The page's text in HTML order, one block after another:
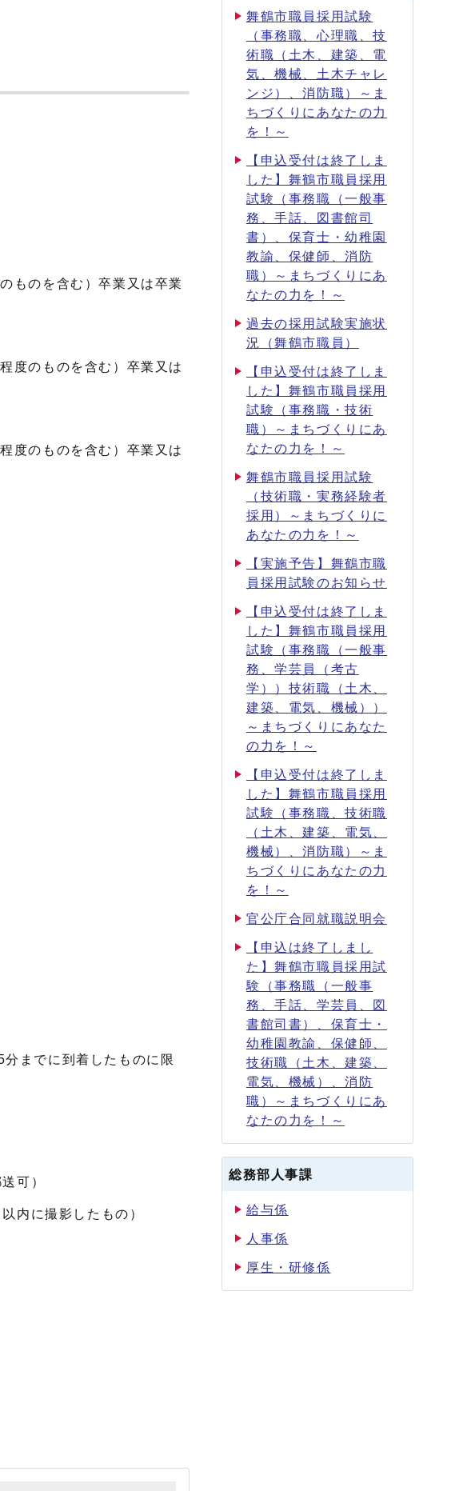
のを含む）卒業又は卒業
のものを含む）卒業又は
のものを含む）卒業又は
までに到着したものに限
可）
内に撮影したもの）
舞鶴市職員採用試験
（事務職、心理職、技
術職（土木、建築、電
気、機械、土木チャレ
ンジ）、消防職）～ま
ちづくりにあなたの力
を！～
【申込受付は終了しま
した】舞鶴市職員採用
試験（事務職（一般事
務、手話、図書館司
書）、保育士・幼稚園
教諭、保健師、消防
職）～まちづくりにあ
なたの力を！～
過去の採用試験実施状
況（舞鶴市職員）
【申込受付は終了しま
した】舞鶴市職員採用
試験（事務職・技術
職）～まちづくりにあ
なたの力を！～
舞鶴市職員採用試験
（技術職・実務経験者
採用）～まちづくりに
あなたの力を！～
【実施予告】舞鶴市職
員採用試験のお知らせ
【申込受付は終了しま
した】舞鶴市職員採用
試験（事務職（一般事
務、学芸員（考古
学））技術職（土木、
建築、電気、機械））
～まちづくりにあなた
の力を！～
【申込受付は終了しま
した】舞鶴市職員採用
試験（事務職、技術職
（土木、建築、電気、
機械）、消防職）～ま
ちづくりにあなたの力
を！～
官公庁合同就職説明会
【申込は終了しまし
た】舞鶴市職員採用試
験（事務職（一般事
務、手話、学芸員、図
書館司書）、保育士・
幼稚園教諭、保健師、
技術職（土木、建築、
電気、機械）、消防
職）～まちづくりにあ
なたの力を！～
総務部人事課
給与係
人事係
厚生・研修係